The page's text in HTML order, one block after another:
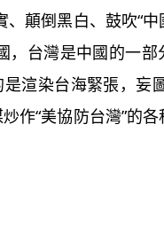
顛倒黑白、鼓吹“中
，台灣是中國的一部
渲染台海緊張，妄
作“美協防台灣”的